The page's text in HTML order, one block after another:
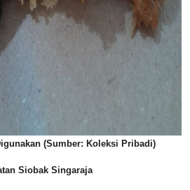
(Sumber: Koleksi Pribadi)
Siobak Singaraja